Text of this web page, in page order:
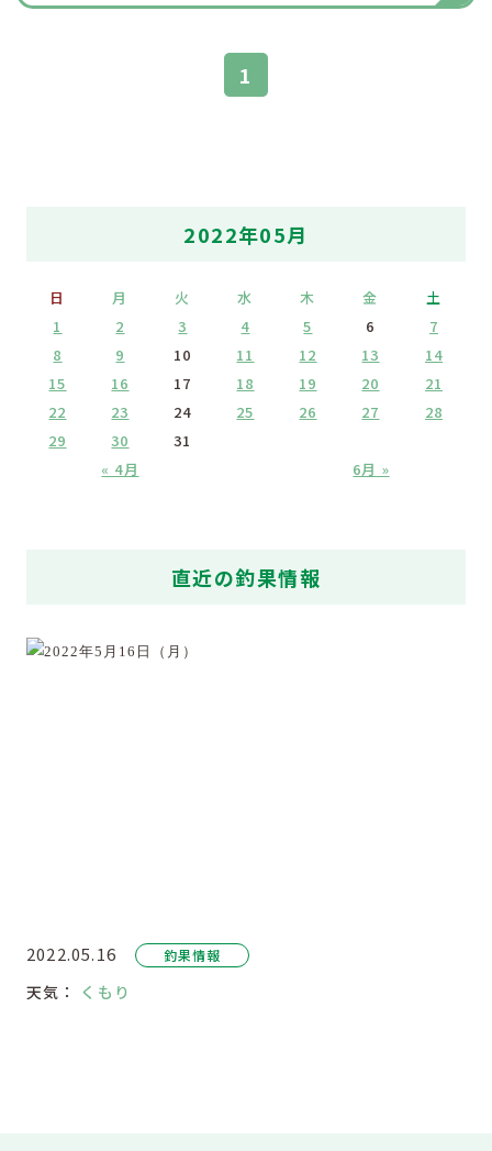
1
2022年05月
日 月 火 水 木 金 土
« 4月 6月 »
1 2 3 4 5 6
7
8
9 10 11 12 13
14
15
16 17 18 19 20
21
22
23 24 25 26 27
28
29
30 31
直近の釣果情報
2022.05.16 釣果情報
天気： くもり